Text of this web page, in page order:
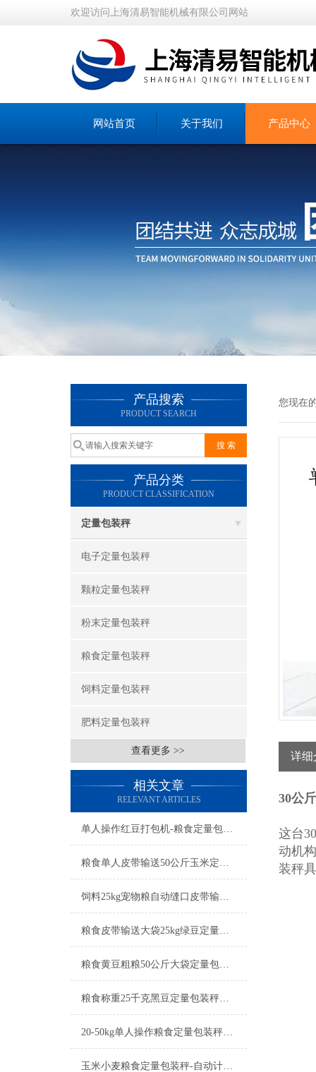
欢迎访问上海清易智能机械有限公司网站
网站首页 关于我们 产品中心
产品搜索
PRODUCT SEARCH
产品分类
PRODUCT CLASSIFICATION
定量包装秤
电子定量包装秤
颗粒定量包装秤
粉末定量包装秤
粮食定量包装秤
饲料定量包装秤
肥料定量包装秤
查看更多 >>
相关文章
RELEVANT ARTICLES
单人操作红豆打包机-粮食定量包装秤简介
粮食单人皮带输送50公斤玉米定量包装秤产品简介
饲料25kg宠物粮自动缝口皮带输送定量包装秤厂家
粮食皮带输送大袋25kg绿豆定量包装秤工厂生产
粮食黄豆粗粮50公斤大袋定量包装秤产品简介
粮食称重25千克黑豆定量包装秤工厂生产
20-50kg单人操作粮食定量包装秤产品简介
玉米小麦粮食定量包装秤-自动计量称重一体机厂家
您现在
详细
30公
这台
动机
装秤